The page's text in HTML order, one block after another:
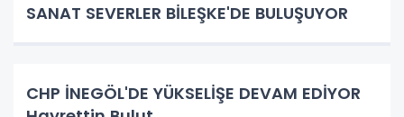
SANAT SEVERLER BİLEŞKE'DE BULUŞUYOR
CHP İNEGÖL'DE YÜKSELİŞE DEVAM EDİYOR